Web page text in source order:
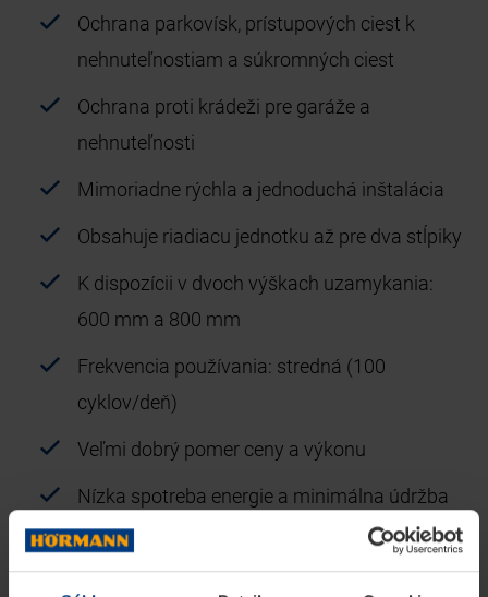
Ochrana parkovísk, prístupových ciest k
nehnuteľnostiam a súkromných ciest
Ochrana proti krádeži pre garáže a
nehnuteľnosti
Mimoriadne rýchla a jednoduchá inštalácia
Obsahuje riadiacu jednotku až pre dva stĺpiky
K dispozícii v dvoch výškach uzamykania:
600 mm a 800 mm
Frekvencia používania: stredná (100
cyklov/deň)
Veľmi dobrý pomer ceny a výkonu
Nízka spotreba energie a minimálna údržba
V prípade výpadku prúdu sa dá spustiť a
zdvihnúť ručne